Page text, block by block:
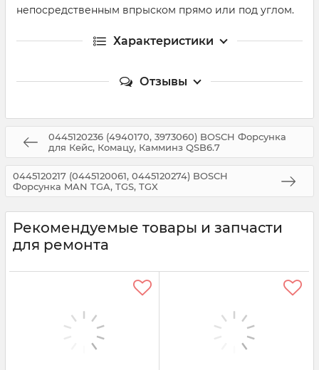
непосредственным впрыском прямо или под углом.
Характеристики
Отзывы
0445120236 (4940170, 3973060) BOSCH Форсунка
для Кейс, Комацу, Камминз QSB6.7
0445120217 (0445120061, 0445120274) BOSCH
Форсунка MAN TGA, TGS, TGX
Рекомендуемые товары и запчасти
для ремонта